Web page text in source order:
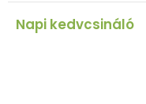
Napi kedvcsináló